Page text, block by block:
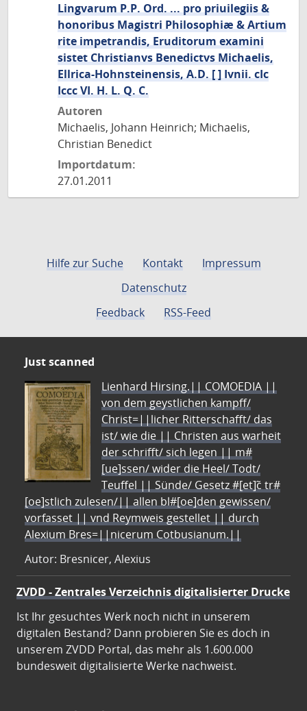
Lingvarum P.P. Ord. ... pro priuilegiis &
honoribus Magistri Philosophiæ & Artium
rite impetrandis, Eruditorum examini
sistet Christianvs Benedictvs Michaelis,
Ellrica-Hohnsteinensis, A.D. [ ] Ivnii. cIc
Iccc VI. H. L. Q. C.
Autoren
Michaelis, Johann Heinrich; Michaelis,
Christian Benedict
Importdatum:
27.01.2011
Hilfe zur Suche Kontakt
Impressum
Datenschutz
Feedback
RSS-Feed
Just scanned
Lienhard Hirsing.|| COMOEDIA ||
von dem geystlichen kampff/
Christ=||licher Ritterschafft/ das
ist/ wie die || Christen aus warheit
der schrifft/ sich legen || m#
[ue]ssen/ wider die Heel/ Todt/
Teuffel || Sünde/ Gesetz #[et]c̃ tr#
[oe]stlich zulesen/|| allen bl#[oe]den gewissen/
vorfasset || vnd Reymweis gestellet || durch
Alexium Bres=||nicerum Cotbusianum.||
Autor: Bresnicer, Alexius
ZVDD - Zentrales Verzeichnis digitalisierter Drucke
Ist Ihr gesuchtes Werk noch nicht in unserem
digitalen Bestand? Dann probieren Sie es doch in
unserem ZVDD Portal, das mehr als 1.600.000
bundesweit digitalisierte Werke nachweist.